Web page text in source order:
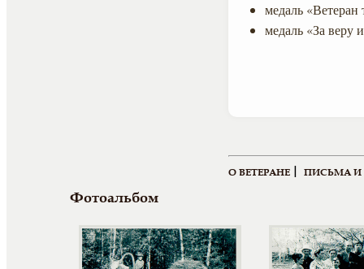
медаль «Ветеран
медаль «За веру
О ВЕТЕРАНЕ | ПИСЬМА И
Фотоальбом